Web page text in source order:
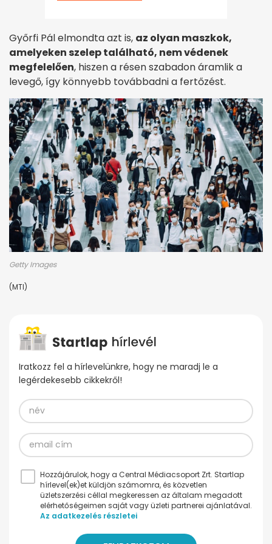
Győrfi Pál elmondta azt is, az olyan maszkok,
amelyeken szelep található, nem védenek
megfelelően, hiszen a résen szabadon áramlik a
levegő, így könnyebb továbbadni a fertőzést.
Getty Images
(MTI)
Iratkozz fel a hírlevelünkre, hogy ne maradj le a
legérdekesebb cikkekről!
Hozzájárulok, hogy a Central Médiacsoport Zrt. Startlap
hírlevel(ek)et küldjön számomra, és közvetlen
üzletszerzési céllal megkeressen az általam megadott
elérhetőségeimen saját vagy üzleti partnerei ajánlatával.
Az adatkezelés részletei